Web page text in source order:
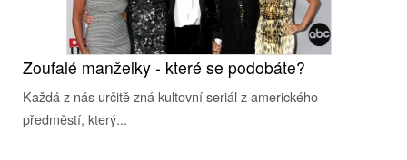
Zoufalé manželky - které se podobáte?
Každá z nás určitě zná kultovní seriál z amerického
předměstí, který...